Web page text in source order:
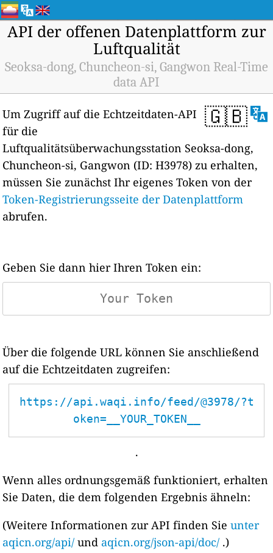
API der offenen Datenplattform zur
Luftqualität
Seoksa-dong, Chuncheon-si, Gangwon Real-Time
data API
🇬🇧
Um Zugriff auf die Echtzeitdaten-API
für die
Luftqualitätsüberwachungsstation Seoksa-dong,
Chuncheon-si, Gangwon (ID: H3978) zu erhalten,
müssen Sie zunächst Ihr eigenes Token von der
Token-Registrierungsseite der Datenplattform
abrufen.
Geben Sie dann hier Ihren Token ein:
Über die folgende URL können Sie anschließend
auf die Echtzeitdaten zugreifen:
https://api.waqi.info/feed/@3978/?t
oken=__YOUR_TOKEN__
.
Wenn alles ordnungsgemäß funktioniert, erhalten
Sie Daten, die dem folgenden Ergebnis ähneln:
(Weitere Informationen zur API finden Sieunter
aqicn.org/api/ und aqicn.org/json-api/doc/ .)